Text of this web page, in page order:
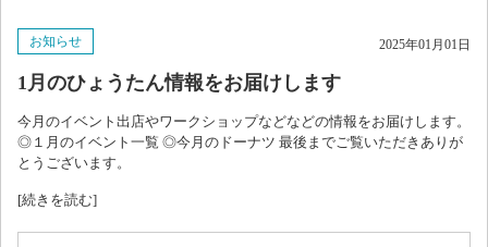
お知らせ 2025年01月01日
1月のひょうたん情報をお届けします
今月のイベント出店やワークショップなどなどの情報をお届けします。
◎１月のイベント一覧 ◎今月のドーナツ 最後までご覧いただきありが
とうございます。
[続きを読む]